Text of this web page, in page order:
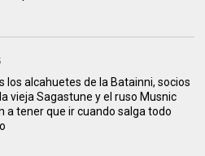
los alcahuetes de la Batainni, socios
vieja Sagastune y el ruso Musnic
a tener que ir cuando salga todo